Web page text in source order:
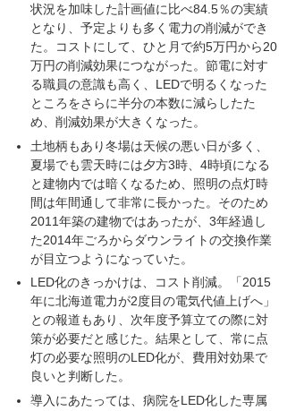
状況を加味した計画値に比べ84.5％の実績
となり、予定よりも多く電力の削減ができ
た。コストにして、ひと月で約5万円から20
万円の削減効果につながった。節電に対す
る職員の意識も高く、LEDで明るくなった
ところをさらに半分の本数に減らしたた
め、削減効果が大きくなった。
土地柄もあり冬場は天候の悪い日が多く、
夏場でも雲天時には夕方3時、4時頃になる
と建物内では暗くなるため、照明の点灯時
間は年間通して非常に長かった。そのため
2011年築の建物ではあったが、3年経過し
た2014年ごろからダウンライトの交換作業
が目立つようになっていた。
LED化のきっかけは、コスト削減。「2015
年に北海道電力が2度目の電気代値上げへ」
との報道もあり、次年度予算立ての際に対
策が必要だと感じた。結果として、常に点
灯の必要な照明のLED化が、費用対効果で
良いと判断した。
導入にあたっては、病院をLED化した専属